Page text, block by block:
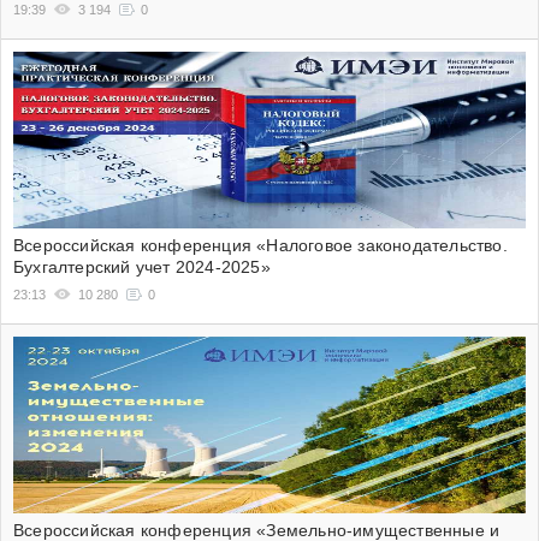
19:39 3 194 0
Всероссийская конференция «Налоговое законодательство.
Бухгалтерский учет 2024-2025»
23:13 10 280 0
Всероссийская конференция «Земельно-имущественные и